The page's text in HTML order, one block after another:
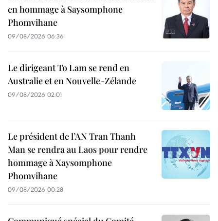
en hommage à Saysomphone
Phomvihane
09/08/2026 06:36
Le dirigeant To Lam se rend en
Australie et en Nouvelle-Zélande
09/08/2026 02:01
Le président de l’AN Tran Thanh
Man se rendra au Laos pour rendre
hommage à Xaysomphone
Phomvihane
09/08/2026 00:28